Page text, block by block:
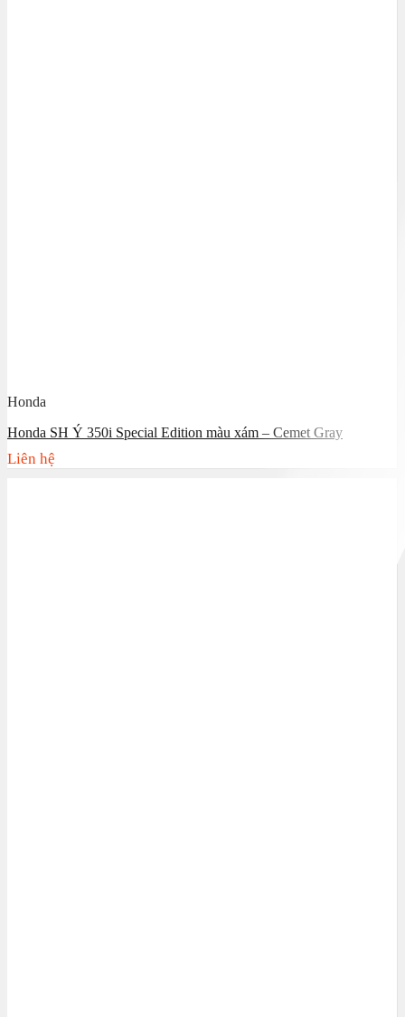
Honda
Honda SH Ý 350i Special Edition màu xám – Cemet Gray
Liên hệ